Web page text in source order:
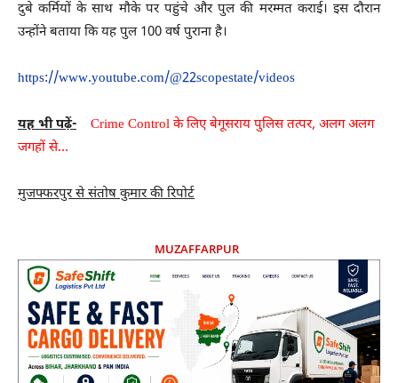
दुबे कर्मियों के साथ मौके पर पहुंचे और पुल की मरम्मत कराई। इस दौरान
उन्होंने बताया कि यह पुल 100 वर्ष पुराना है।
https://www.youtube.com/@22scopestate/videos
यह भी पढ़ें-
Crime Control के लिए बेगूसराय पुलिस तत्पर, अलग अलग
जगहों से…
मुजफ्फरपुर से संतोष कुमार की रिपोर्ट
MUZAFFARPUR